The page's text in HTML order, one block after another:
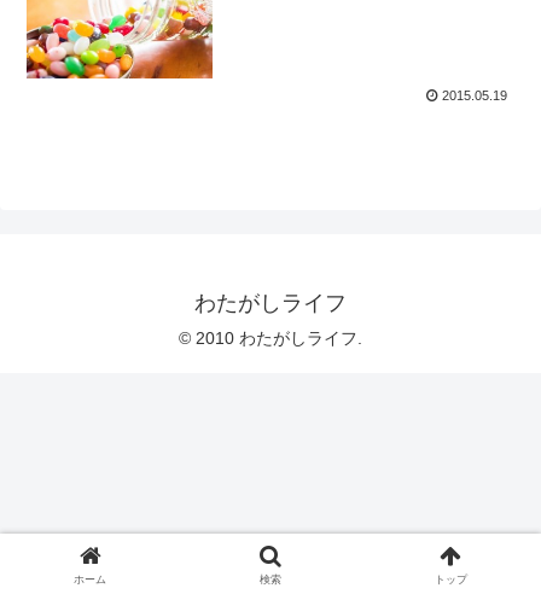
2015.05.19
わたがしライフ
© 2010 わたがしライフ.
ホーム 検索 トップ